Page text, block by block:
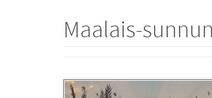
Maalais-